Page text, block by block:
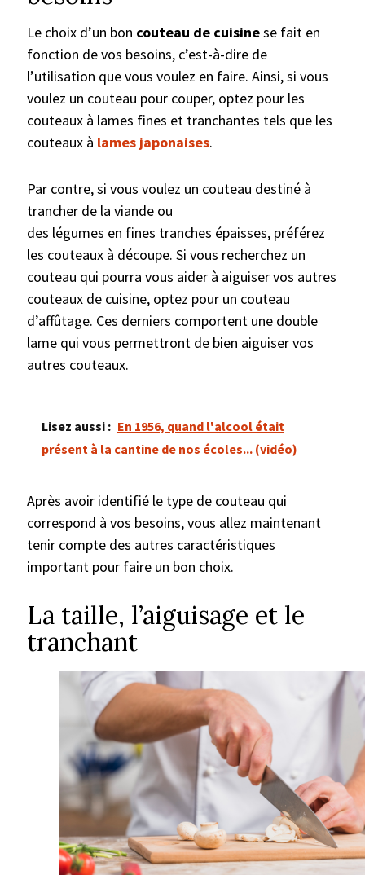
Le choix d’un bon couteau de cuisinese fait en
fonction de vos besoins, c’est-à-dire de
l’utilisation que vous voulez en faire. Ainsi, si vous
voulez un couteau pour couper, optez pour les
couteaux à lames fines et tranchantes tels que les
couteaux à lames japonaises.
Par contre, si vous voulez un couteau destiné à
trancher de la viande ou
des légumes en fines tranches épaisses, préférez
les couteaux à découpe. Si vous recherchez un
couteau qui pourra vous aider à aiguiser vos autres
couteaux de cuisine, optez pour un couteau
d’affûtage. Ces derniers comportent une double
lame qui vous permettront de bien aiguiser vos
autres couteaux.
Lisez aussi : En 1956, quand l'alcool était
présent à la cantine de nos écoles... (vidéo)
Après avoir identifié le type de couteau qui
correspond à vos besoins, vous allez maintenant
tenir compte des autres caractéristiques
important pour faire un bon choix.
La taille, l’aiguisage et le
tranchant